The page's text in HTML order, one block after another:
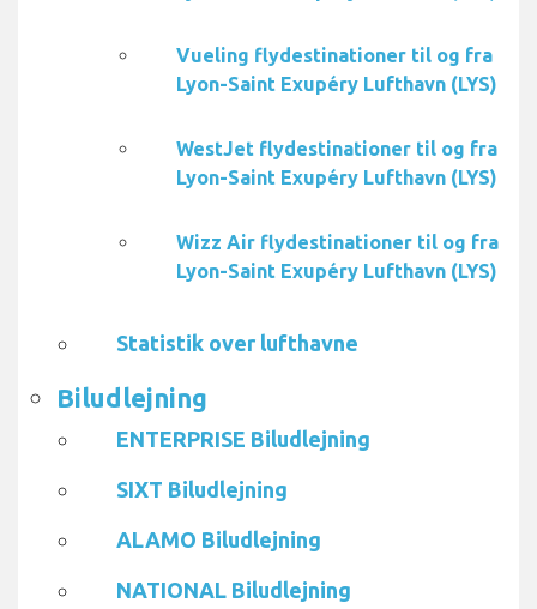
Vueling flydestinationer til og fra
Lyon-Saint Exupéry Lufthavn (LYS)
WestJet flydestinationer til og fra
Lyon-Saint Exupéry Lufthavn (LYS)
Wizz Air flydestinationer til og fra
Lyon-Saint Exupéry Lufthavn (LYS)
Statistik over lufthavne
Biludlejning
ENTERPRISE Biludlejning
SIXT Biludlejning
ALAMO Biludlejning
NATIONAL Biludlejning